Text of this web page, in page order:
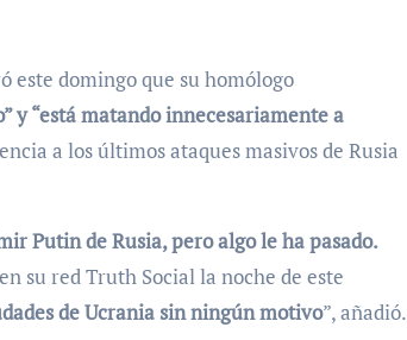
este domingo que su homólogo
y “está matando innecesariamente a
a los últimos ataques masivos de Rusia
Putin de Rusia, pero algo le ha pasado.
su red Truth Social la noche de este
de Ucrania sin ningún motivo”, añadió.